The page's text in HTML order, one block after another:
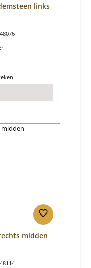
links
midden